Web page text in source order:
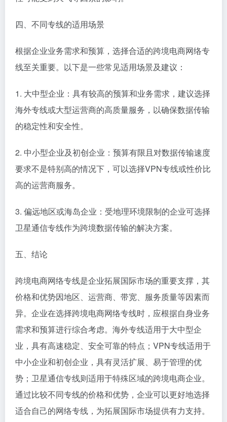
四、不同专线的适用场景
根据企业业务需求和预算，选择合适的跨境电商网络专
线至关重要。以下是一些常见适用场景及建议：
1. 大中型企业：具有较高的预算和业务需求，建议选择
海外专线或大型运营商的高质量服务，以确保数据传输
的稳定性和安全性。
2. 中小型企业及初创企业：预算有限且对数据传输速度
要求不是特别高的情况下，可以选择VPN专线或性价比
高的运营商服务。
3. 偏远地区或海岛企业：受地理环境限制的企业可选择
卫星通信专线作为跨境数据传输的解决方案。
五、结论
跨境电商网络专线是企业拓展国际市场的重要支撑，其
价格和优势因地区、运营商、带宽、服务质量等因素而
异。企业在选择跨境电商网络专线时，应根据自身业务
需求和预算进行综合考虑。海外专线适用于大中型企
业，具有高速稳定、安全可靠的特点；VPN专线适用于
中小企业和初创企业，具有灵活扩展、易于管理的优
势；卫星通信专线则适用于特殊区域的跨境电商企业。
通过比较不同专线的价格和优势，企业可以更好地选择
适合自己的网络专线，为拓展国际市场提供有力支持。